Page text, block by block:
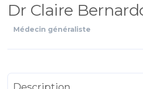
Dr Claire
Médecin généraliste